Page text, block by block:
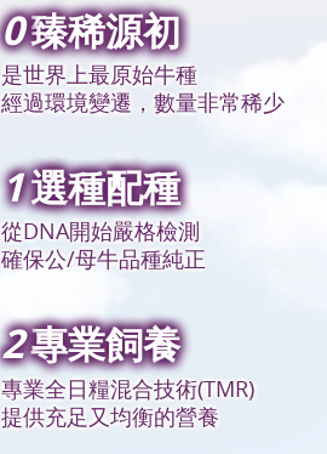
0臻稀源初
是世界上最原始牛種
經過環境變遷，數量非常稀少
1選種配種
從DNA開始嚴格檢測
確保公/母牛品種純正
2專業飼養
專業全日糧混合技術(TMR)
提供充足又均衡的營養